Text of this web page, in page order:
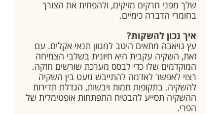
שלך מפני חרקים מזיקים, ולהפחית את הצורך
בחומרי הדברה כימיים.
איך נכון להשקות?
עץ גויאבה מתאים היטב למגוון תנאי אקלים. עם
זאת, השקיה עקבית היא חיונית בשלבי הצמיחה
המוקדמים שלו כדי לבסס מערכת שורשים חזקה.
רצוי לאפשר לאדמה להתייבש מעט בין השקיה
להשקיה. בתקופות חמות ויבשות, הגדלת תדירות
ההשקיה תסייע להבטיח התפתחות אופטימלית של
הפרי.